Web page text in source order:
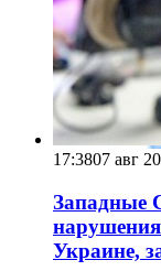
17:3807 авг
Западные
Украине,